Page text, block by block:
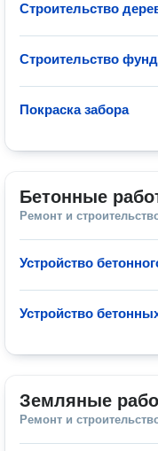
Строительство
Строительство
Покраска забора
Бетонные
Ремонт и
Устройство
Устройство
Земляные
Ремонт и